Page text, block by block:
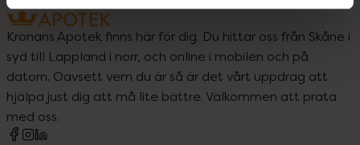
Kronans Apotek finns här för dig. Du hittar oss från Skåne i
syd till Lappland i norr, och online i mobilen och på
datorn. Oavsett vem du är så är det vårt uppdrag att
hjälpa just dig att må lite bättre. Välkommen att prata
med oss.